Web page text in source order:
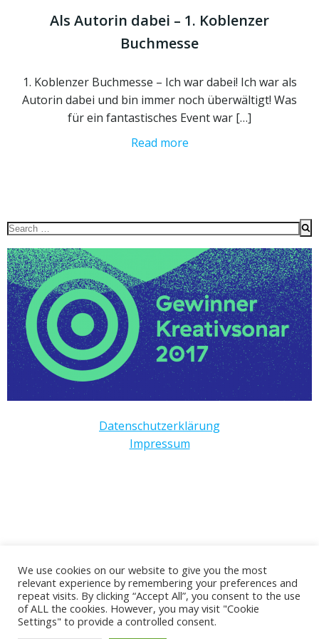
Als Autorin dabei – 1. Koblenzer
Buchmesse
1. Koblenzer Buchmesse – Ich war dabei! Ich war als
Autorin dabei und bin immer noch überwältigt! Was
für ein fantastisches Event war […]
Read more
Search
for:
Datenschutzerklärung
Impressum
© 2026 Herzlich Willkommen im Schreibatelier
Augenblickmal. Created for free using WordPress and
We use cookies on our website to give you the most
relevant experience by remembering your preferences and
repeat visits. By clicking “Accept All”, you consent to the use
of ALL the cookies. However, you may visit "Cookie
Settings" to provide a controlled consent.